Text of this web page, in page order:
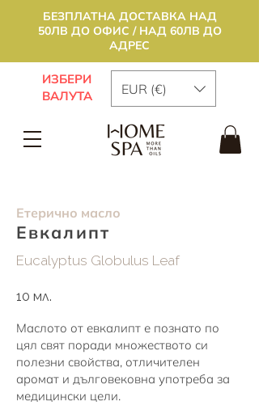
БЕЗПЛАТНА ДОСТАВКА НАД
50ЛВ ДО ОФИС / НАД 60ЛВ ДО
АДРЕС
ИЗБЕРИ
ВАЛУТА
EUR (€)
Етерично масло
Евкалипт
Eucalyptus Globulus Leaf
10 мл.
Маслото от евкалипт е познато по
цял свят поради множеството си
полезни свойства, отличителен
аромат и дълговековна употреба за
медицински цели.